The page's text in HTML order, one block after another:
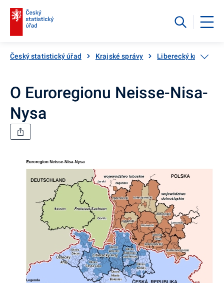
Český statistický úřad Krajské správy Liberecký kraj
O Euroregionu Neisse-Nisa-
Nysa